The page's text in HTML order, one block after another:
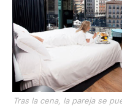
Tras la cena, la pareja se